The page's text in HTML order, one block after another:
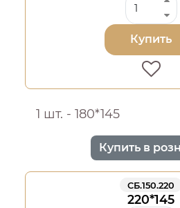
Купить
1 шт. - 180*145
Купить в
СБ.150.220
220*145